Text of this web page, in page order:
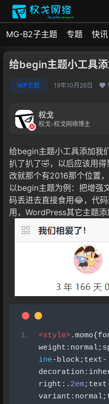
MG-B2子主题 专题 快讯
给begin主题小工具
WP主题 19年10月26日
权戈
权戈-权戈网络博主
给begin主题小工具添加我
扒了扒了🤣，以后应该用
改就那个有2016那个位置
以begin主题为例：把增强
码丢进去直接食用😂，代
用，WordPress其它主题添
<style>.momo{
weight : normal;
ine-block ; text-
decoration :
right :. 2em; text
variant : normal;